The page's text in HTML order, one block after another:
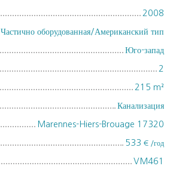
2008
Частично оборудованная/Американский тип
Юго-запад
2
215 m²
Канализация
Marennes-Hiers-Brouage 17320
533 € /год
VM461